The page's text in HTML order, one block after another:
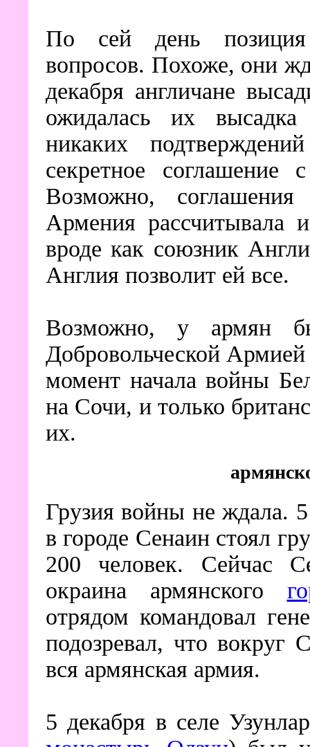
По сей день
вопросов. Похоже, они
декабря англичане
ожидалась их
никаких
секретное соглашение
Возможно,
Армения рассчитывала
вроде как союзник
Англия позволит ей все.
Возможно, у армян
Добровольческой
момент начала войны
на Сочи, и только
их.
Грузия войны не ждала.
в городе Сенаин стоял
200 человек. Сейчас
окраина армянского
отрядом командовал
подозревал, что вокруг
вся армянская армия.
5 декабря в селе